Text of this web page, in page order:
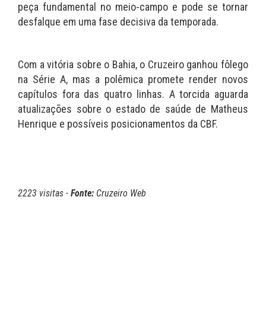
peça fundamental no meio-campo e pode se tornar
desfalque em uma fase decisiva da temporada.
Com a vitória sobre o Bahia, o Cruzeiro ganhou fôlego
na Série A, mas a polêmica promete render novos
capítulos fora das quatro linhas. A torcida aguarda
atualizações sobre o estado de saúde de Matheus
Henrique e possíveis posicionamentos da CBF.
2223 visitas - Fonte: Cruzeiro Web